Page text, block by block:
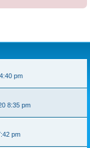
pm
8:35 pm
pm